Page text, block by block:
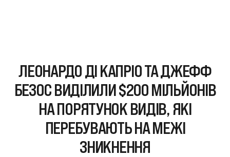
ЛЕОНАРДО ДІ КАПРІО ТА ДЖЕФФ
БЕЗОС ВИДІЛИЛИ $200 МІЛЬЙОНІВ
НА ПОРЯТУНОК ВИДІВ, ЯКІ
ПЕРЕБУВАЮТЬ НА МЕЖІ
ЗНИКНЕННЯ